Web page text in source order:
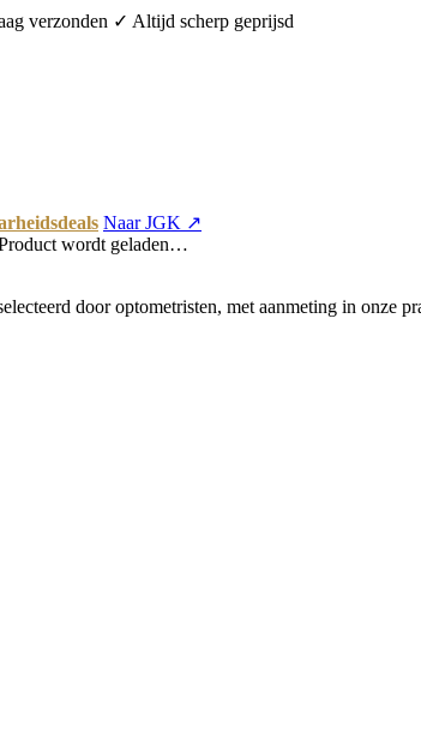
verzonden ✓ Altijd scherp geprijsd
Naar JGK ↗
wordt geladen…
door optometristen, met aanmeting in onze